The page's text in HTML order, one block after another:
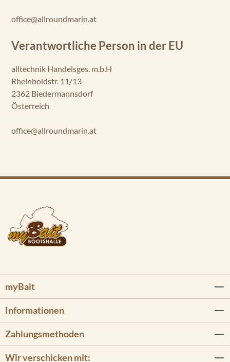
office@allroundmarin.at
Verantwortliche Person in der EU
alltechnik Handelsges. m.b.H
Rheinboldstr. 11/13
2362 Biedermannsdorf
Österreich
office@allroundmarin.at
myBait
Informationen
Zahlungsmethoden
Wir verschicken mit: